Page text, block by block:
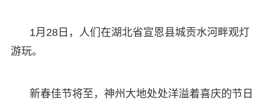
1月28日，人们在湖北省宣恩县城贡水河畔观灯
游玩。
新春佳节将至，神州大地处处洋溢着喜庆的节日